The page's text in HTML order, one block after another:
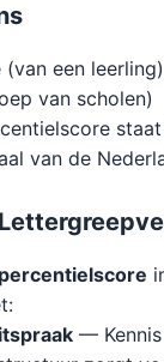
(van een
van scholen)
van de
percentielscore
—